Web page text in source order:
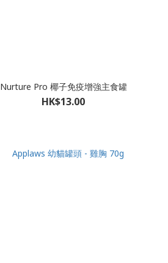
Nurture Pro 椰子免疫增強主食罐
HK$13.00